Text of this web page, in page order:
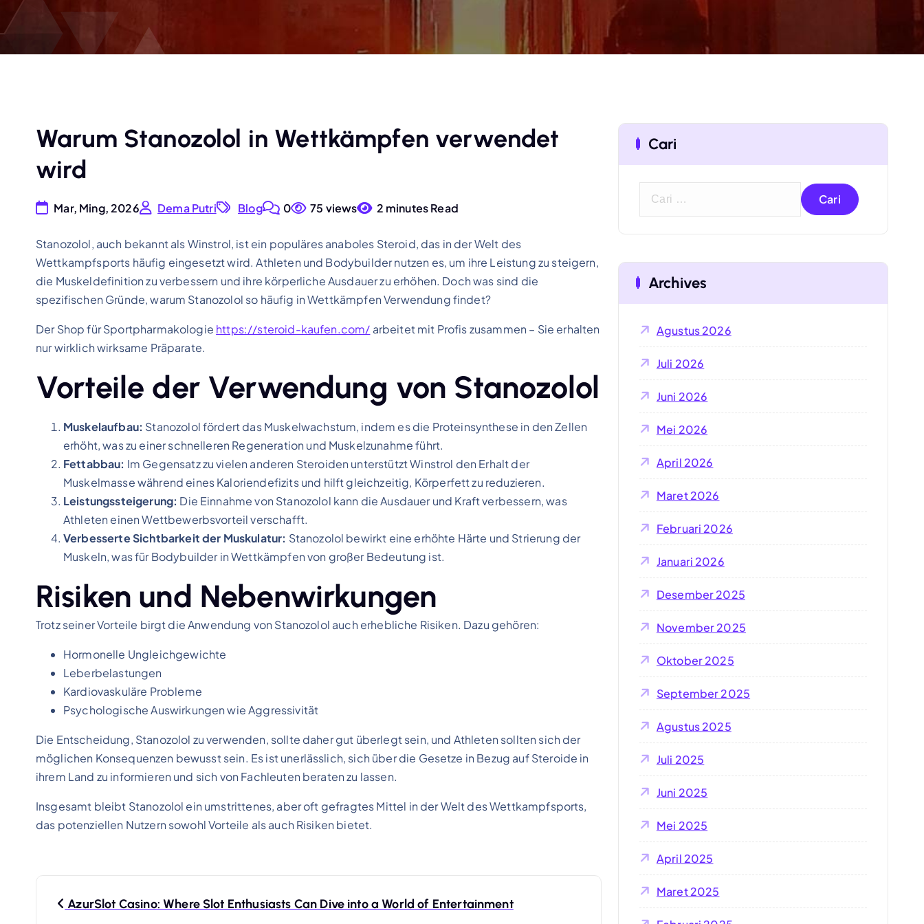
Warum Stanozolol in Wettkämpfen verwendet
wird
Mar, Ming, 2026 Dema Putri Blog 0 75 views 2 minutes Read
Stanozolol, auch bekannt als Winstrol, ist ein populäres anaboles Steroid, das in der Welt des
Wettkampfsports häufig eingesetzt wird. Athleten und Bodybuilder nutzen es, um ihre Leistung zu steigern,
die Muskeldefinition zu verbessern und ihre körperliche Ausdauer zu erhöhen. Doch was sind die
spezifischen Gründe, warum Stanozolol so häufig in Wettkämpfen Verwendung findet?
Der Shop für Sportpharmakologie https://steroid-kaufen.com/ arbeitet mit Profis zusammen – Sie erhalten
nur wirklich wirksame Präparate.
Vorteile der Verwendung von Stanozolol
Muskelaufbau: Stanozolol fördert das Muskelwachstum, indem es die Proteinsynthese in den Zellen
erhöht, was zu einer schnelleren Regeneration und Muskelzunahme führt.
Fettabbau: Im Gegensatz zu vielen anderen Steroiden unterstützt Winstrol den Erhalt der
Muskelmasse während eines Kaloriendefizits und hilft gleichzeitig, Körperfett zu reduzieren.
Leistungssteigerung: Die Einnahme von Stanozolol kann die Ausdauer und Kraft verbessern, was
Athleten einen Wettbewerbsvorteil verschafft.
Verbesserte Sichtbarkeit der Muskulatur: Stanozolol bewirkt eine erhöhte Härte und Strierung der
Muskeln, was für Bodybuilder in Wettkämpfen von großer Bedeutung ist.
Risiken und Nebenwirkungen
Trotz seiner Vorteile birgt die Anwendung von Stanozolol auch erhebliche Risiken. Dazu gehören:
Hormonelle Ungleichgewichte
Leberbelastungen
Kardiovaskuläre Probleme
Psychologische Auswirkungen wie Aggressivität
Die Entscheidung, Stanozolol zu verwenden, sollte daher gut überlegt sein, und Athleten sollten sich der
möglichen Konsequenzen bewusst sein. Es ist unerlässlich, sich über die Gesetze in Bezug auf Steroide in
ihrem Land zu informieren und sich von Fachleuten beraten zu lassen.
Insgesamt bleibt Stanozolol ein umstrittenes, aber oft gefragtes Mittel in der Welt des Wettkampfsports,
das potenziellen Nutzern sowohl Vorteile als auch Risiken bietet.
AzurSlot Casino: Where Slot Enthusiasts Can Dive into a World of Entertainment
Cari
u
n
t
:
Archives
Agustus 2026
Juli 2026
Juni 2026
Mei 2026
April 2026
Maret 2026
Februari 2026
Januari 2026
Desember 2025
November 2025
Oktober 2025
September 2025
Agustus 2025
Juli 2025
Juni 2025
Mei 2025
April 2025
Maret 2025